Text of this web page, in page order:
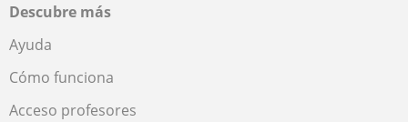
Descubre más
Ayuda
Cómo funciona
Acceso profesores